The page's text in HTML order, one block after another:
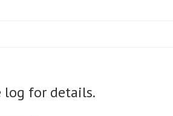
log for details.